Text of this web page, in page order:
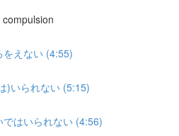
えない (4:55)
)いられない (5:15)
はいられない (4:56)